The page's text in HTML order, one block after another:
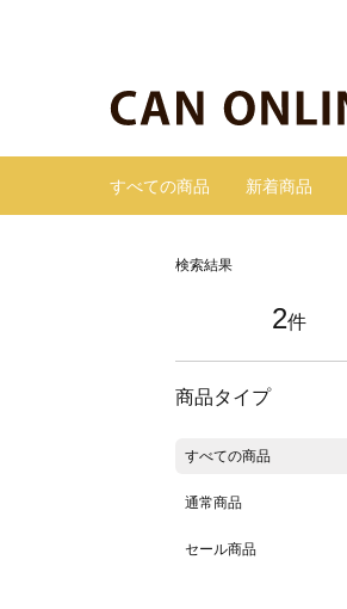
すべての商品 新着商品
検索結果
2件
商品タイプ
すべての商品
通常商品
セール商品